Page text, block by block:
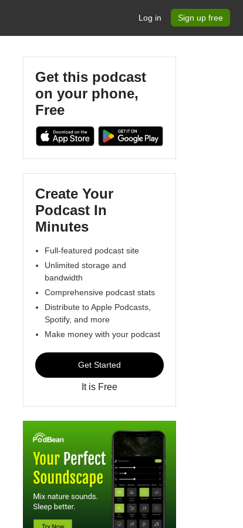
Log in Sign up free
Get this podcast
on your phone,
Free
Create Your
Podcast In
Minutes
Full-featured podcast site
Unlimited storage and
bandwidth
Comprehensive podcast stats
Distribute to Apple Podcasts,
Spotify, and more
Make money with your podcast
Get Started
It is Free